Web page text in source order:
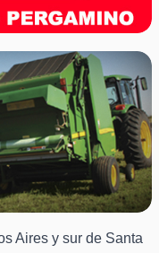
Aires y sur de Santa